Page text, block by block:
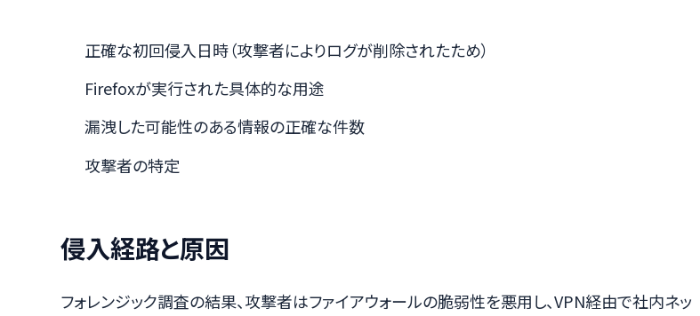
正確な初回侵入日時（攻撃者によりログが削除されたため）
Firefoxが実行された具体的な用途
漏洩した可能性のある情報の正確な件数
攻撃者の特定
侵入経路と原因
フォレンジック調査の結果、攻撃者はファイアウォールの脆弱性を悪用し、VPN経由で社内ネッ